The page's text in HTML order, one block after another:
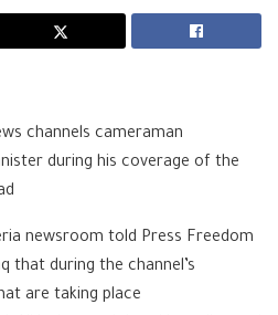
channels cameraman
during his coverage of the
newsroom told Press Freedom
that during the channel’s
are taking place